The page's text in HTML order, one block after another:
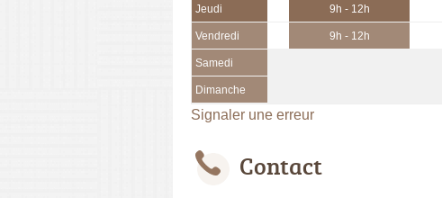
Jeudi 9h - 12h
Vendredi 9h - 12h
Samedi
Dimanche
Signaler une erreur
Contact